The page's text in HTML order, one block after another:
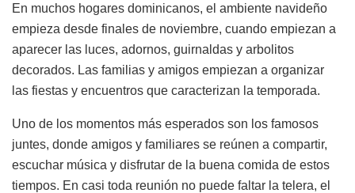
En muchos hogares dominicanos, el ambiente navideño
empieza desde finales de noviembre, cuando empiezan a
aparecer las luces, adornos, guirnaldas y arbolitos
decorados. Las familias y amigos empiezan a organizar
las fiestas y encuentros que caracterizan la temporada.
Uno de los momentos más esperados son los famosos
juntes, donde amigos y familiares se reúnen a compartir,
escuchar música y disfrutar de la buena comida de estos
tiempos. En casi toda reunión no puede faltar la telera, el